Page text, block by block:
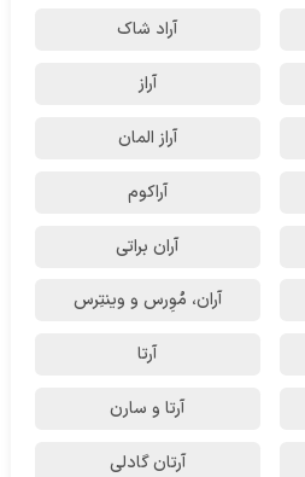
آراد شاک
آراز
آراز المان
آراکوم
آران براتی
آران، مُوِرس و وینتِرس
آرتا
آرتا و سارن
آرتان گادلی